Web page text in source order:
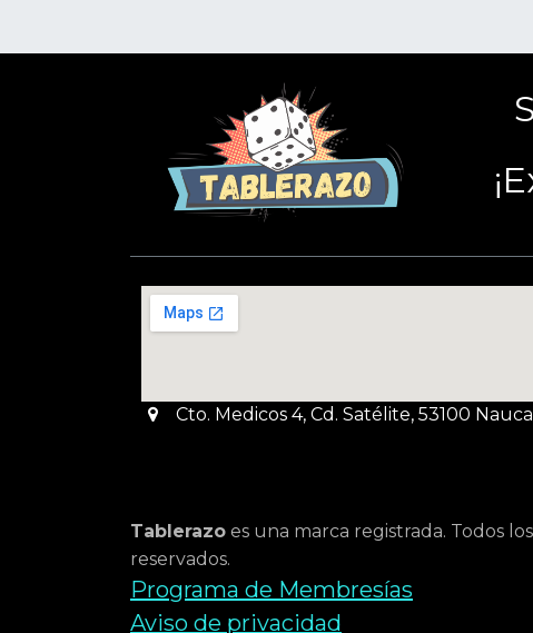
Cto. Medicos 4, Cd. Satélite, 53100
Tablerazo es una marca registrada. Todos
reservados.
Programa de Membresías
Aviso de privacidad